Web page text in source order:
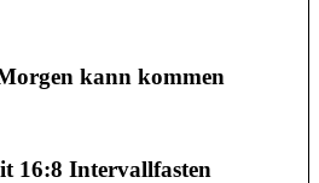
kann kommen
16:8 Intervallfasten